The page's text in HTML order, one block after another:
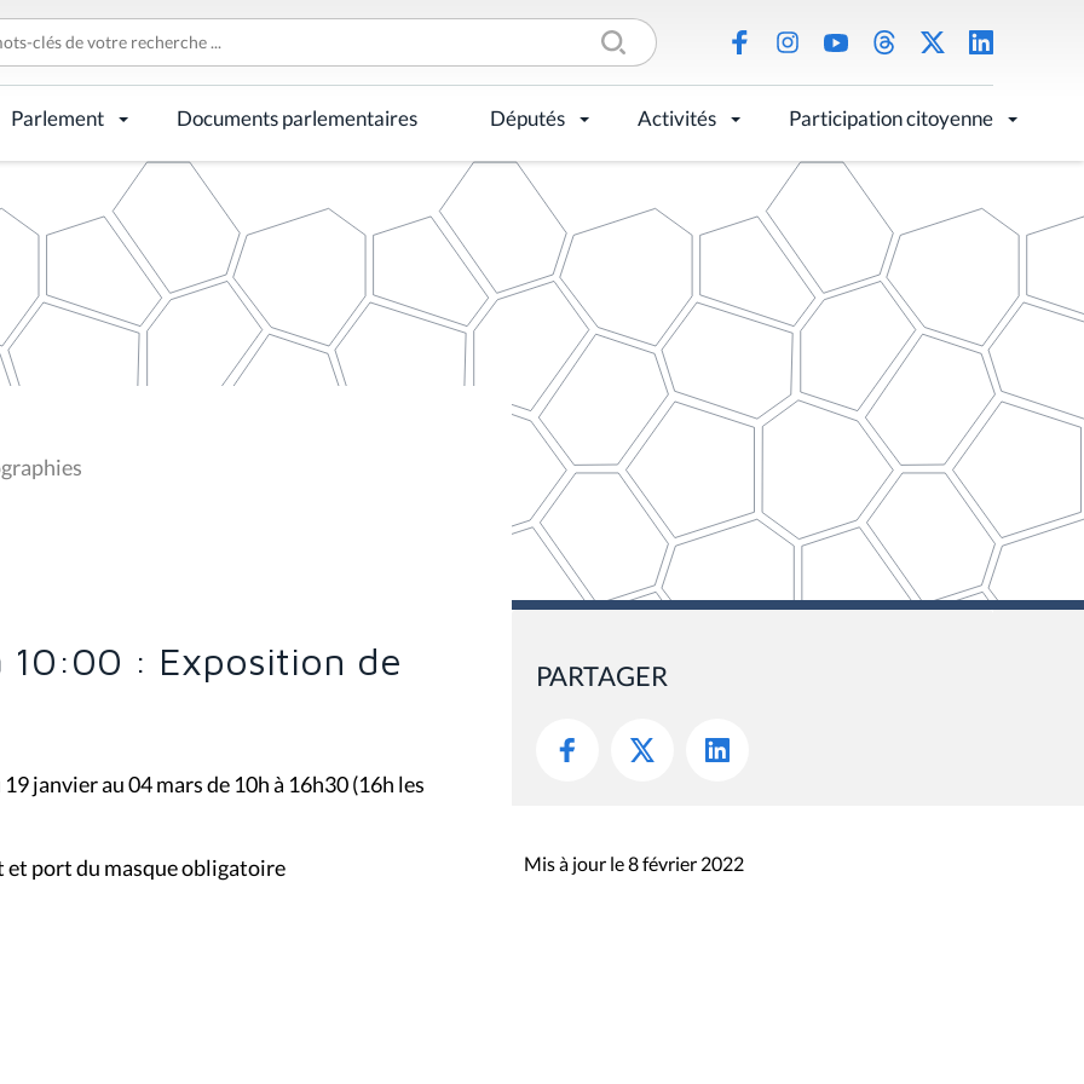
Parlement Documents parlementaires Députés Activités Participation citoyenne
: Exposition de
janvier au 04 mars de 10h à 16h30 (16h les
et port du masque obligatoire
PARTAGER
Mis à jour le 8 février 2022